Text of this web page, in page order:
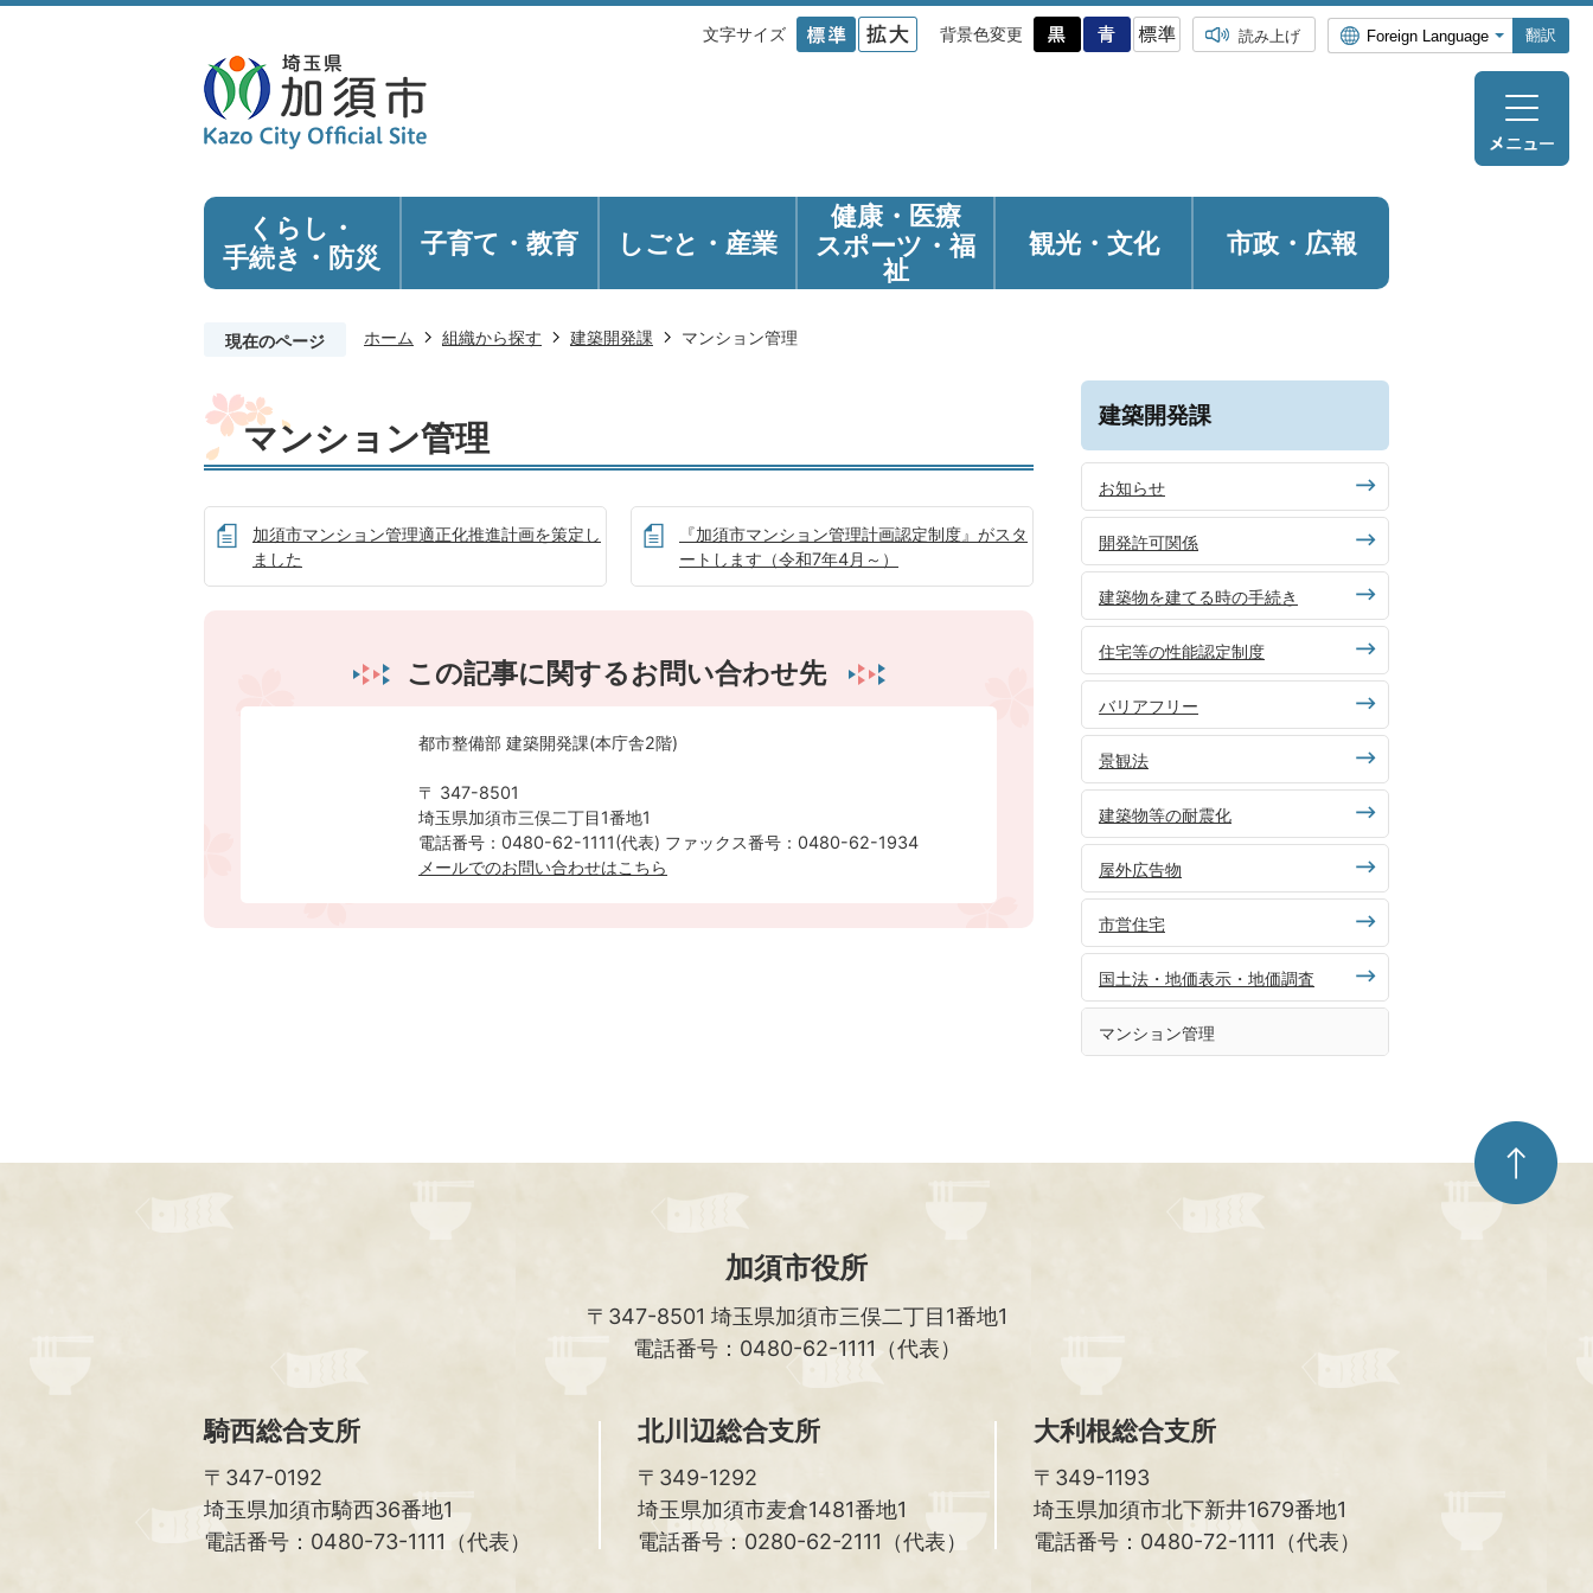
文字サイズ 背景色変更 読み上げ 翻訳
くらし・
手続き ・防災 子育て・教育 しごと・産業
健康・医療
スポーツ・福
祉
観光・ 文化 市政・広報
現在のページ ホーム 組織から探す 建築開発課 マンション管理
マンション管理
加須市マンション管理適正化推進計画を策定し
ました
『加須市マンション管理計画認定制度』がスタ
ートします（令和7年4月～）
この記事に関するお問い合わせ先
都市整備部 建築開発課(本庁舎2階)
〒 347-8501
埼玉県加須市三俣二丁目1番地1
電話番号：0480-62-1111(代表) ファックス番号：0480-62-1934
メールでのお問い合わせはこちら
建築開発課
お知らせ
開発許可関係
建築物を建てる時の手続き
住宅等の性能認定制度
バリアフリー
景観法
建築物等の耐震化
屋外広告物
市営住宅
国土法・地価表示・地価調査
マンション管理
ペ
ー
ジ
加須市役所
〒347-8501 埼玉県加須市三俣二丁目1番地1
電話番号：0480-62-1111（代表）
騎西総合支所
〒347-0192
埼玉県加須市騎西36番地1
電話番号：0480-73-1111（代表）
北川辺総合支所
〒349-1292
埼玉県加須市麦倉1481番地1
電話番号：0280-62-2111（代表）
大利根総合支所
〒349-1193
埼玉県加須市北下新井1679番地1
電話番号：0480-72-1111（代表）